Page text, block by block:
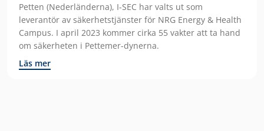
Petten (Nederländerna), I-SEC har valts ut som
leverantör av säkerhetstjänster för NRG Energy & Health
Campus. I april 2023 kommer cirka 55 vakter att ta hand
om säkerheten i Pettemer-dynerna.
Läs mer